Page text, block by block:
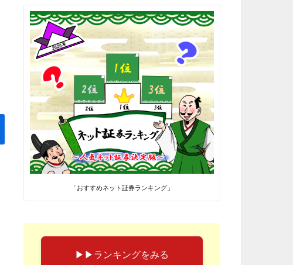
「おすすめネット証券ランキング」
▶︎▶︎ランキングをみる